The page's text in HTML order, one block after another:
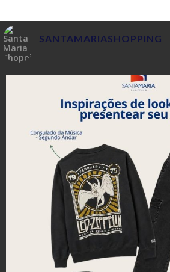
SANTAMARIASHOPPING